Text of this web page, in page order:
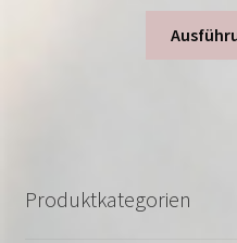
Produktkategorien